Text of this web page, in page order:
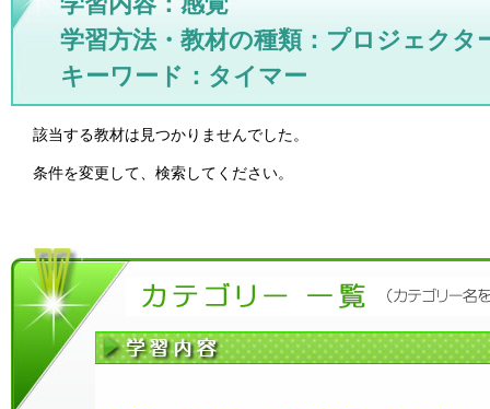
学習方法・教材の種類：プロジェクタ
キーワード：タイマー
該当する教材は見つかりませんでした。
条件を変更して、検索してください。